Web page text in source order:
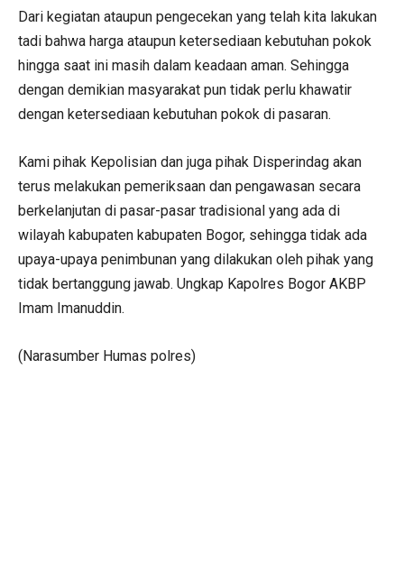
Dari kegiatan ataupun pengecekan yang telah kita lakukan
tadi bahwa harga ataupun ketersediaan kebutuhan pokok
hingga saat ini masih dalam keadaan aman. Sehingga
dengan demikian masyarakat pun tidak perlu khawatir
dengan ketersediaan kebutuhan pokok di pasaran.
Kami pihak Kepolisian dan juga pihak Disperindag akan
terus melakukan pemeriksaan dan pengawasan secara
berkelanjutan di pasar-pasar tradisional yang ada di
wilayah kabupaten kabupaten Bogor, sehingga tidak ada
upaya-upaya penimbunan yang dilakukan oleh pihak yang
tidak bertanggung jawab. Ungkap Kapolres Bogor AKBP
Imam Imanuddin.
(Narasumber Humas polres)